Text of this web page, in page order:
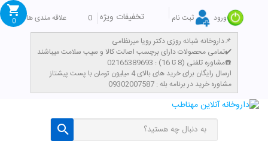
ورود ثبت نام تخفیفات ویژه 0
علاقه مندی ها
داروخانه شبانه روزی دکتر رویا میرنظامی📌
تمامی محصولات دارای برچسب اصالت کالا و سیب سلامت میباشند✔️
مشاوره تلفنی (8 تا 16) : 02165389693☎️
​ارسال رایگان برای خرید های بالای 4 میلیون تومان با پست پیشتاز
مشاوره خرید در برنامه بله : 09302007587
0